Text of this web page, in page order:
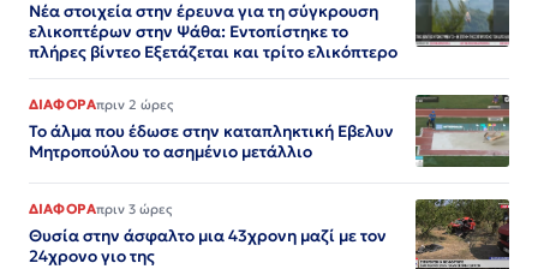
Νέα στοιχεία στην έρευνα για τη σύγκρουση
ελικοπτέρων στην Ψάθα: Εντοπίστηκε το
πλήρες βίντεο Εξετάζεται και τρίτο ελικόπτερο​​​​​​​​​​​​​​​​​​​​​​​​​​​​​​​​​​​​​​​​​​​​​​​​​​
ΔΙΑΦΟΡΑπριν 2 ώρες
Το άλμα που έδωσε στην καταπληκτική Εβελυν
Μητροπούλου το ασημένιο μετάλλιο
ΔΙΑΦΟΡΑπριν 3 ώρες
Θυσία στην άσφαλτο μια 43χρονη μαζί με τον
24χρονο γιο της